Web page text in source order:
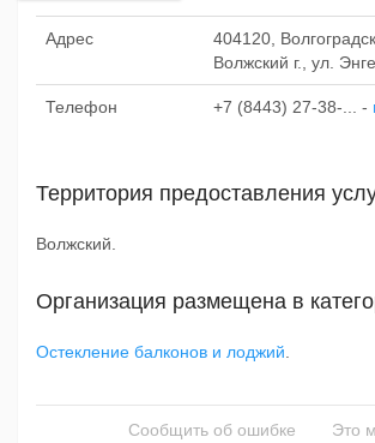
Адрес
404120,
Волжский г., ул.
Телефон +7 (8443) 27-38-... -
Территория предоставления
Волжский.
Организация размещена в
Остекление балконов и лоджий
Сообщить об ошибке
Это